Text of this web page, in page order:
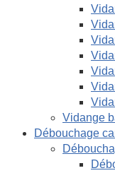
Vidange
Débouchage